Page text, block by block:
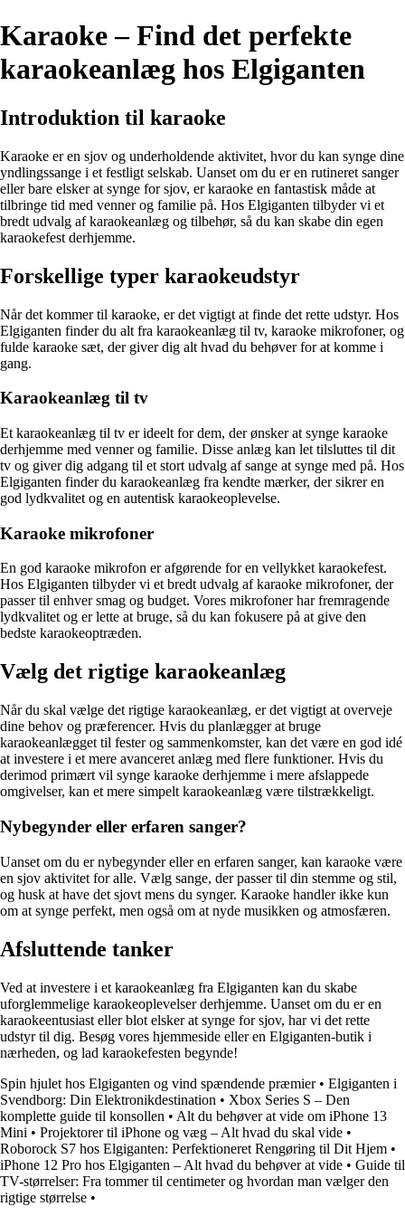
Karaoke – Find det perfekte
karaokeanlæg hos Elgiganten
Introduktion til karaoke
Karaoke er en sjov og underholdende aktivitet, hvor du kan synge dine
yndlingssange i et festligt selskab. Uanset om du er en rutineret sanger
eller bare elsker at synge for sjov, er karaoke en fantastisk måde at
tilbringe tid med venner og familie på. Hos Elgiganten tilbyder vi et
bredt udvalg af karaokeanlæg og tilbehør, så du kan skabe din egen
karaokefest derhjemme.
Forskellige typer karaokeudstyr
Når det kommer til karaoke, er det vigtigt at finde det rette udstyr. Hos
Elgiganten finder du alt fra karaokeanlæg til tv, karaoke mikrofoner, og
fulde karaoke sæt, der giver dig alt hvad du behøver for at komme i
gang.
Karaokeanlæg til tv
Et karaokeanlæg til tv er ideelt for dem, der ønsker at synge karaoke
derhjemme med venner og familie. Disse anlæg kan let tilsluttes til dit
tv og giver dig adgang til et stort udvalg af sange at synge med på. Hos
Elgiganten finder du karaokeanlæg fra kendte mærker, der sikrer en
god lydkvalitet og en autentisk karaokeoplevelse.
Karaoke mikrofoner
En god karaoke mikrofon er afgørende for en vellykket karaokefest.
Hos Elgiganten tilbyder vi et bredt udvalg af karaoke mikrofoner, der
passer til enhver smag og budget. Vores mikrofoner har fremragende
lydkvalitet og er lette at bruge, så du kan fokusere på at give den
bedste karaokeoptræden.
Vælg det rigtige karaokeanlæg
Når du skal vælge det rigtige karaokeanlæg, er det vigtigt at overveje
dine behov og præferencer. Hvis du planlægger at bruge
karaokeanlægget til fester og sammenkomster, kan det være en god idé
at investere i et mere avanceret anlæg med flere funktioner. Hvis du
derimod primært vil synge karaoke derhjemme i mere afslappede
omgivelser, kan et mere simpelt karaokeanlæg være tilstrækkeligt.
Nybegynder eller erfaren sanger?
Uanset om du er nybegynder eller en erfaren sanger, kan karaoke være
en sjov aktivitet for alle. Vælg sange, der passer til din stemme og stil,
og husk at have det sjovt mens du synger. Karaoke handler ikke kun
om at synge perfekt, men også om at nyde musikken og atmosfæren.
Afsluttende tanker
Ved at investere i et karaokeanlæg fra Elgiganten kan du skabe
uforglemmelige karaokeoplevelser derhjemme. Uanset om du er en
karaokeentusiast eller blot elsker at synge for sjov, har vi det rette
udstyr til dig. Besøg vores hjemmeside eller en Elgiganten-butik i
nærheden, og lad karaokefesten begynde!
Spin hjulet hos Elgiganten og vind spændende præmier• Elgiganten i
Svendborg: Din Elektronikdestination • Xbox Series S – Den
komplette guide til konsollen • Alt du behøver at vide om iPhone 13
Mini • Projektorer til iPhone og væg – Alt hvad du skal vide •
Roborock S7 hos Elgiganten: Perfektioneret Rengøring til Dit Hjem •
iPhone 12 Pro hos Elgiganten – Alt hvad du behøver at vide • Guide til
TV-størrelser: Fra tommer til centimeter og hvordan man vælger den
rigtige størrelse •